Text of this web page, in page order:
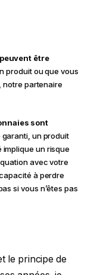
être
produit ou que vous
notre partenaire
sont
garanti, un produit
un risque
avec votre
à perdre
si vous n’êtes pas
le principe de